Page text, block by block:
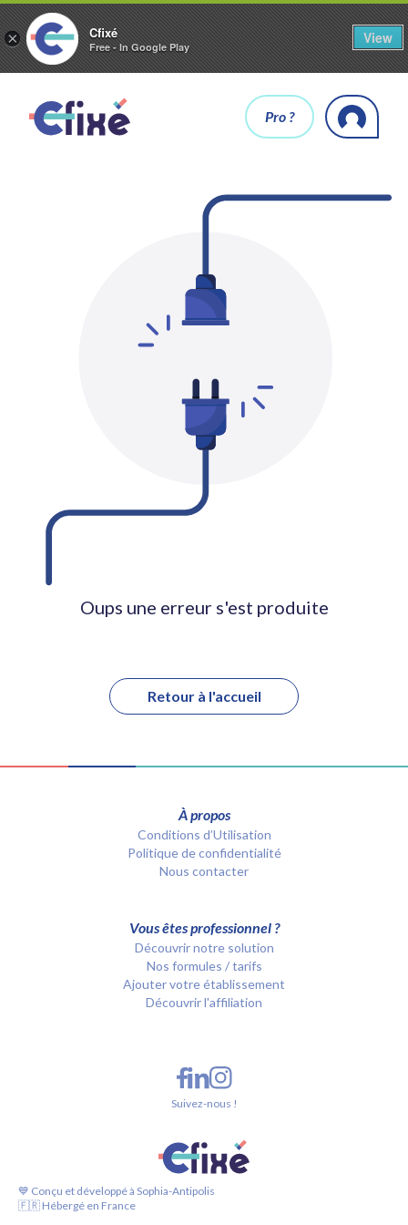
× Cfixé
Free - In Google Play
View
Pro ?
Oups une erreur s'est produite
Retour à l'accueil
À propos
Conditions d’Utilisation
Politique de confidentialité
Nous contacter
Vous êtes professionnel ?
Découvrir notre solution
Nos formules / tarifs
Ajouter votre établissement
Découvrir l'affiliation
💙 Conçu et développé à Sophia-Antipolis
🇫🇷 Hébergé en France
Suivez-nous !